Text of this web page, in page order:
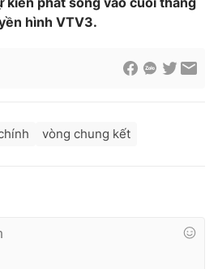
hình VTV3.
vòng chung kết